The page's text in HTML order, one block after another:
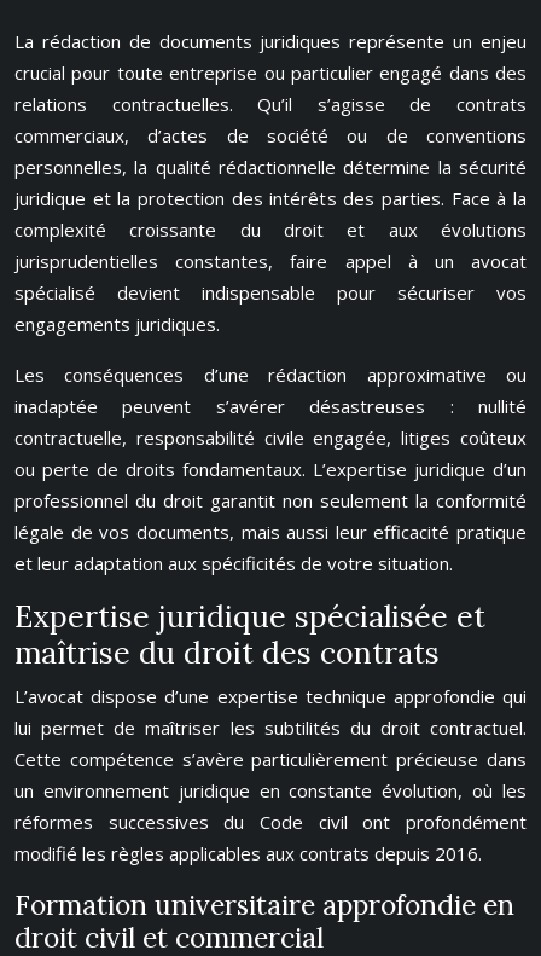
La rédaction de documents juridiques représente un enjeu
crucial pour toute entreprise ou particulier engagé dans des
relations contractuelles. Qu’il s’agisse de contrats
commerciaux, d’actes de société ou de conventions
personnelles, la qualité rédactionnelle détermine la sécurité
juridique et la protection des intérêts des parties. Face à la
complexité croissante du droit et aux évolutions
jurisprudentielles constantes, faire appel à un avocat
spécialisé devient indispensable pour sécuriser vos
engagements juridiques.
Les conséquences d’une rédaction approximative ou
inadaptée peuvent s’avérer désastreuses : nullité
contractuelle, responsabilité civile engagée, litiges coûteux
ou perte de droits fondamentaux. L’expertise juridique d’un
professionnel du droit garantit non seulement la conformité
légale de vos documents, mais aussi leur efficacité pratique
et leur adaptation aux spécificités de votre situation.
Expertise juridique spécialisée et
maîtrise du droit des contrats
L’avocat dispose d’une expertise technique approfondie qui
lui permet de maîtriser les subtilités du droit contractuel.
Cette compétence s’avère particulièrement précieuse dans
un environnement juridique en constante évolution, où les
réformes successives du Code civil ont profondément
modifié les règles applicables aux contrats depuis 2016.
Formation universitaire approfondie en
droit civil et commercial